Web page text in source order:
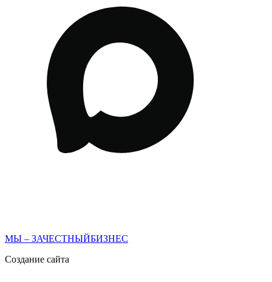
МЫ – ЗАЧЕСТНЫЙБИЗНЕС
Создание сайта